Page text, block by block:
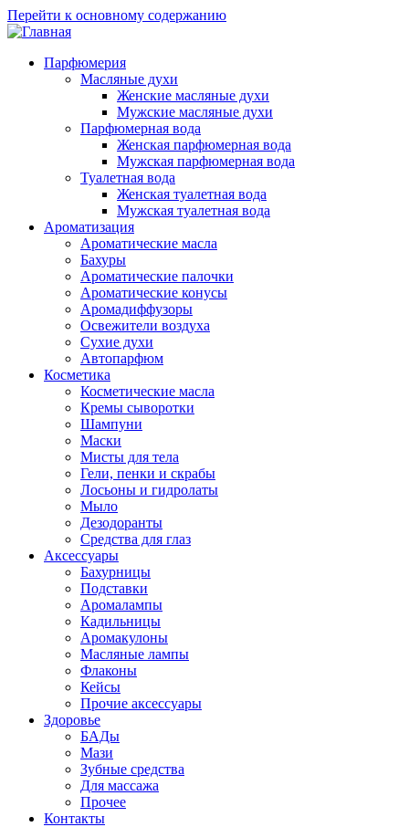
Перейти к основному содержанию
Парфюмерия
Масляные духи
Женские масляные духи
Мужские масляные духи
Парфюмерная вода
Женская парфюмерная вода
Мужская парфюмерная вода
Туалетная вода
Женская туалетная вода
Мужская туалетная вода
Ароматизация
Ароматические масла
Бахуры
Ароматические палочки
Ароматические конусы
Аромадиффузоры
Освежители воздуха
Сухие духи
Автопарфюм
Косметика
Косметические масла
Кремы сыворотки
Шампуни
Маски
Мисты для тела
Гели, пенки и скрабы
Лосьоны и гидролаты
Мыло
Дезодоранты
Средства для глаз
Аксессуары
Бахурницы
Подставки
Аромалампы
Кадильницы
Аромакулоны
Масляные лампы
Флаконы
Кейсы
Прочие аксессуары
Здоровье
БАДы
Мази
Зубные средства
Для массажа
Прочее
Контакты